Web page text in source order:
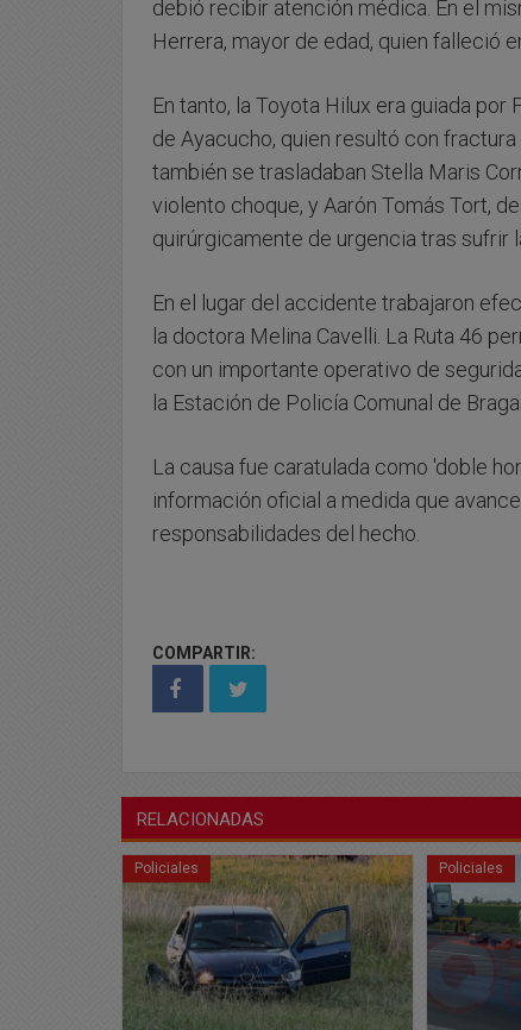
debió recibir atención médica. En el
Herrera, mayor de edad, quien falleció
En tanto, la Toyota Hilux era guiada por
de Ayacucho, quien resultó con
también se trasladaban Stella Maris
violento choque, y Aarón Tomás Tort,
quirúrgicamente de urgencia tras sufrir
En el lugar del accidente trabajaron
la doctora Melina Cavelli. La Ruta 46
con un importante operativo de
la Estación de Policía Comunal de
La causa fue caratulada como 'doble
información oficial a medida que
responsabilidades del hecho.
COMPARTIR:
RELACIONADAS
Policiales Policiales